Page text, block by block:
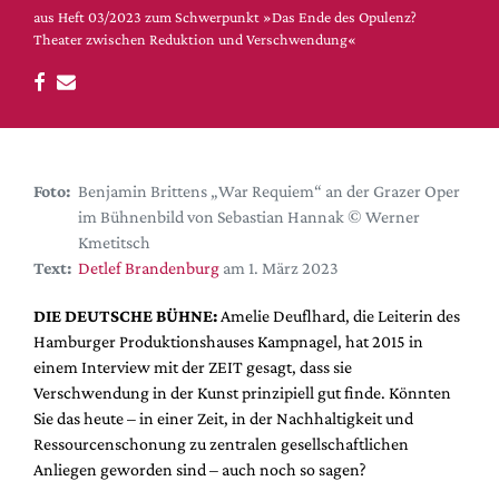
DdB-map
Kalender
Festival-Planer
Hefte
Alle Hefte
Leseproben
Service
Shop / Abo
Newsletter
Redaktion
Autor:innen
aus Heft 03/2023 zum Schwerpunkt »Das Ende des Opulenz?
Theater zwischen Reduktion und Verschwendung«
Foto: Benjamin Brittens „War Requiem“ an der Grazer Oper
im Bühnenbild von Sebastian Hannak © Werner
Kmetitsch
Text: Detlef Brandenburg am 1. März 2023
DIE DEUTSCHE BÜHNE: Amelie Deuflhard, die Leiterin des
Hamburger Produktionshauses Kampnagel, hat 2015 in
einem Interview mit der ZEIT gesagt, dass sie
Verschwendung in der Kunst prinzipiell gut finde. Könnten
Sie das heute – in einer Zeit, in der Nachhaltigkeit und
Ressourcenschonung zu zentralen gesellschaftlichen
Anliegen geworden sind – auch noch so sagen?